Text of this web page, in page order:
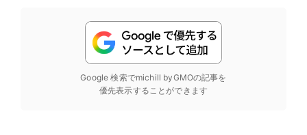
Google 検索でmichill byGMOの記事を
優先表示することができます